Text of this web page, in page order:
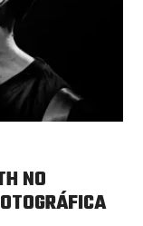
NO